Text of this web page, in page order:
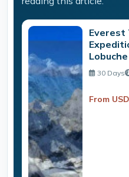
Everest
30 Days
From